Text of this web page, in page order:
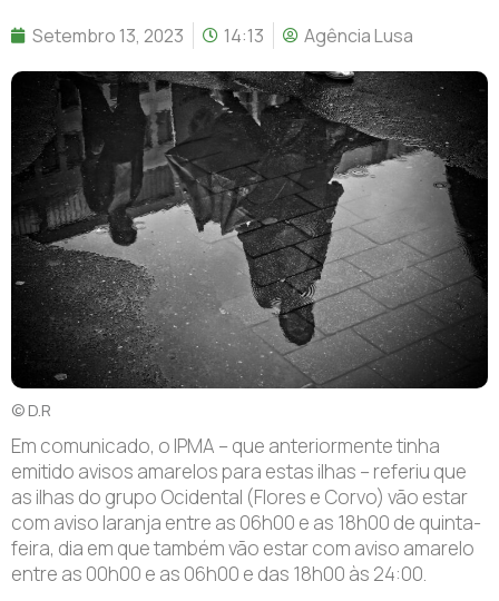
Setembro 13, 2023 14:13 Agência Lusa
© D.R
Em comunicado, o IPMA – que anteriormente tinha
emitido avisos amarelos para estas ilhas – referiu que
as ilhas do grupo Ocidental (Flores e Corvo) vão estar
com aviso laranja entre as 06h00 e as 18h00 de quinta-
feira, dia em que também vão estar com aviso amarelo
entre as 00h00 e as 06h00 e das 18h00 às 24:00.